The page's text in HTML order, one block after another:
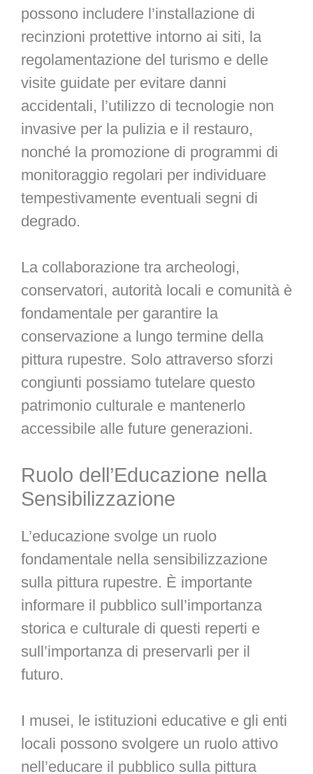
possono includere l’installazione di
recinzioni protettive intorno ai siti, la
regolamentazione del turismo e delle
visite guidate per evitare danni
accidentali, l’utilizzo di tecnologie non
invasive per la pulizia e il restauro,
nonché la promozione di programmi di
monitoraggio regolari per individuare
tempestivamente eventuali segni di
degrado.
La collaborazione tra archeologi,
conservatori, autorità locali e comunità è
fondamentale per garantire la
conservazione a lungo termine della
pittura rupestre. Solo attraverso sforzi
congiunti possiamo tutelare questo
patrimonio culturale e mantenerlo
accessibile alle future generazioni.
Ruolo dell’Educazione nella
Sensibilizzazione
L’educazione svolge un ruolo
fondamentale nella sensibilizzazione
sulla pittura rupestre. È importante
informare il pubblico sull’importanza
storica e culturale di questi reperti e
sull’importanza di preservarli per il
futuro.
I musei, le istituzioni educative e gli enti
locali possono svolgere un ruolo attivo
nell’educare il pubblico sulla pittura